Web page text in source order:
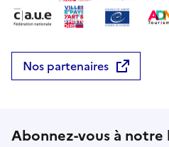
Nos partenaires
Abonnez-vous à